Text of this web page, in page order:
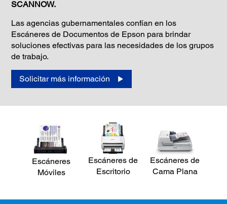
SCANNOW.
Las agencias gubernamentales confían en los
Escáneres de Documentos de Epson para brindar
soluciones efectivas para las necesidades de los grupos
de trabajo.
Solicitar más información
Escáneres
Móviles
Escáneres de
Escritorio
Escáneres de
Cama Plana